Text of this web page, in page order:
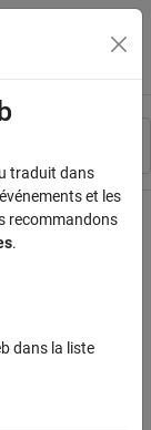
du menu
traduit dans
et les
recommandons
.
dans la liste